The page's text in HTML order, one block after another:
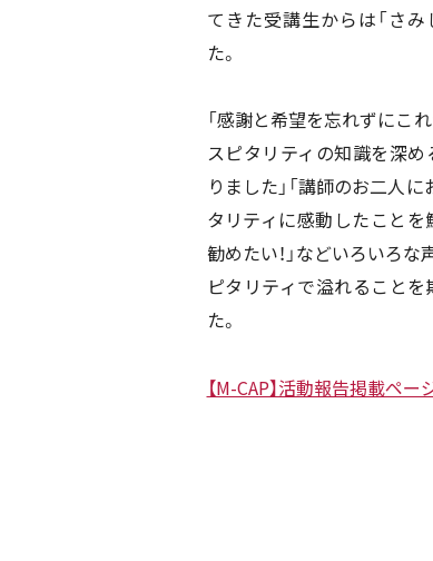
てきた受講生からは「さ
た。
「感謝と希望を忘れずにこ
スピタリティの知識を深
りました」「講師のお二人
タリティに感動したことを
勧めたい！」などいろいろ
ピタリティで溢れること
た。
【M-CAP】活動報告掲載ペー